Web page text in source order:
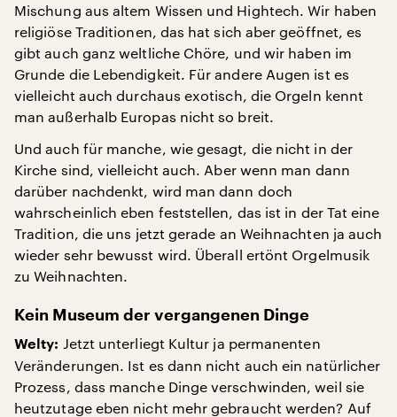
Mischung aus altem Wissen und Hightech. Wir haben
religiöse Traditionen, das hat sich aber geöffnet, es
gibt auch ganz weltliche Chöre, und wir haben im
Grunde die Lebendigkeit. Für andere Augen ist es
vielleicht auch durchaus exotisch, die Orgeln kennt
man außerhalb Europas nicht so breit.
Und auch für manche, wie gesagt, die nicht in der
Kirche sind, vielleicht auch. Aber wenn man dann
darüber nachdenkt, wird man dann doch
wahrscheinlich eben feststellen, das ist in der Tat eine
Tradition, die uns jetzt gerade an Weihnachten ja auch
wieder sehr bewusst wird. Überall ertönt Orgelmusik
zu Weihnachten.
Kein Museum der vergangenen Dinge
Welty: Jetzt unterliegt Kultur ja permanenten
Veränderungen. Ist es dann nicht auch ein natürlicher
Prozess, dass manche Dinge verschwinden, weil sie
heutzutage eben nicht mehr gebraucht werden? Auf